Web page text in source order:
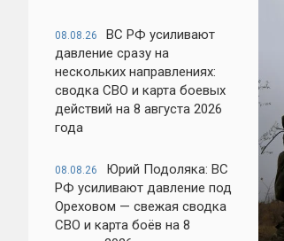
08.08.26
ВС РФ усиливают
давление сразу на
нескольких направлениях:
сводка СВО и карта боевых
действий на 8 августа 2026
года
08.08.26
Юрий Подоляка: ВС
РФ усиливают давление под
Ореховом — свежая сводка
СВО и карта боёв на 8